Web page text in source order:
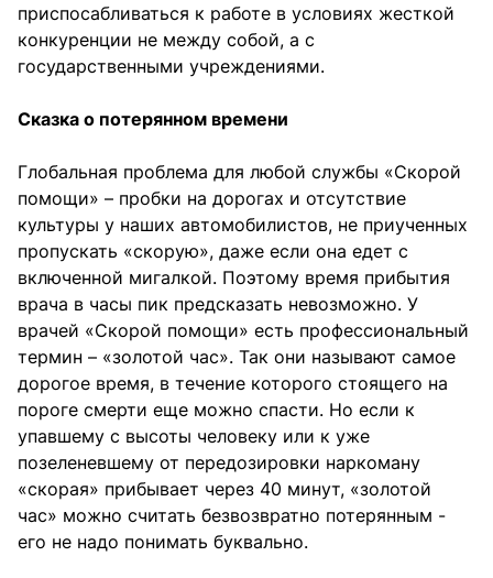
приспосабливаться к работе в условиях жесткой
конкуренции не между собой, а с
государственными учреждениями.
Сказка о потерянном времени
Глобальная проблема для любой службы «Скорой
помощи» – пробки на дорогах и отсутствие
культуры у наших автомобилистов, не приученных
пропускать «скорую», даже если она едет с
включенной мигалкой. Поэтому время прибытия
врача в часы пик предсказать невозможно. У
врачей «Скорой помощи» есть профессиональный
термин – «золотой час». Так они называют самое
дорогое время, в течение которого стоящего на
пороге смерти еще можно спасти. Но если к
упавшему с высоты человеку или к уже
позеленевшему от передозировки наркоману
«скорая» прибывает через 40 минут, «золотой
час» можно считать безвозвратно потерянным -
его не надо понимать буквально.